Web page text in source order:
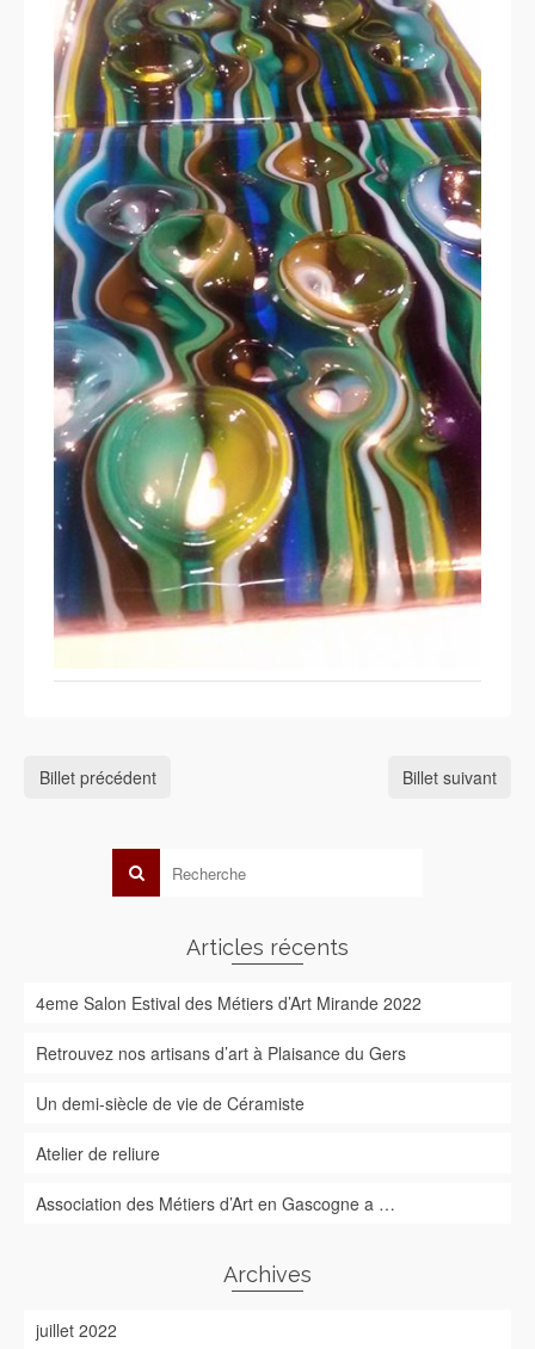
Billet précédent Billet suivant
Articles récents
4eme Salon Estival des Métiers d’Art Mirande 2022
Retrouvez nos artisans d’art à Plaisance du Gers
Un demi-siècle de vie de Céramiste
Atelier de reliure
Association des Métiers d’Art en Gascogne a …
Archives
juillet 2022